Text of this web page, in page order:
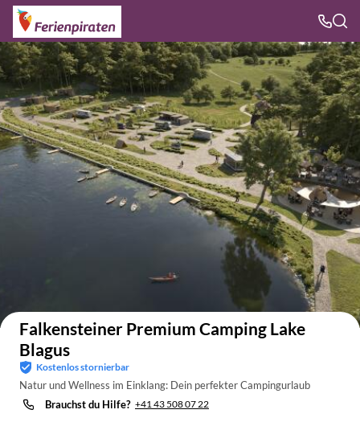
Auf der Karte anzeigen
Falkensteiner Premium Camping Lake
Blagus
Kostenlos stornierbar
Natur und Wellness im Einklang: Dein perfekter Campingurlaub
Brauchst du Hilfe? +41 43 508 07 22